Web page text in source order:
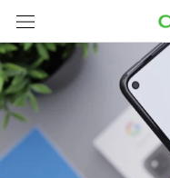
Saltar
a
contenido